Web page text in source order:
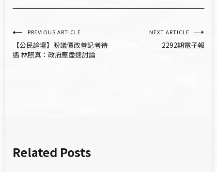
文
章
PREVIOUS ARTICLE
【公民論壇】盼議價改善記者待
遇 林照真：政府應盡速討論
NEXT ARTICLE
2292期電子報
Related Posts